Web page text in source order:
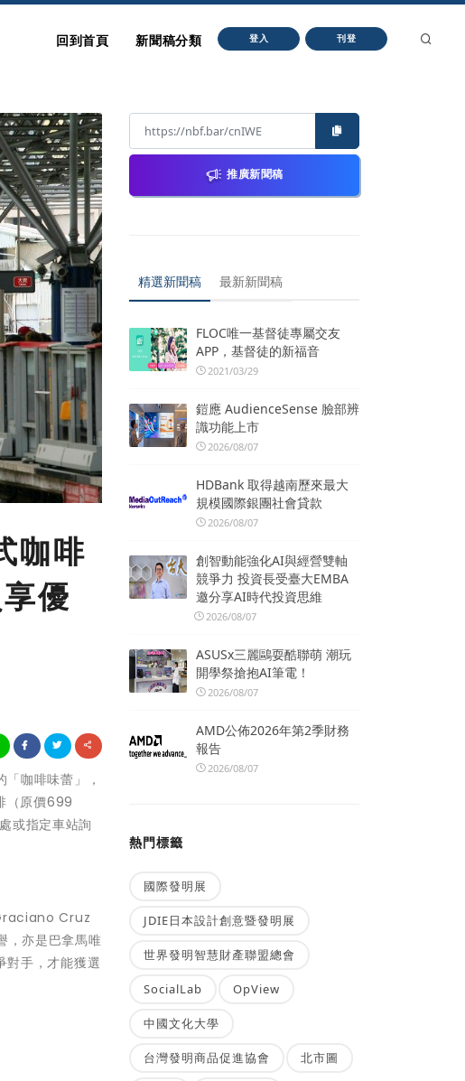
回到首頁 新聞稿分類 登入 刊登
咖啡
優
咖啡味蕾」，
（原價699
或指定車站詢
Cruz
，亦是巴拿馬唯
對手，才能獲選
推廣新聞稿
精選新聞稿 最新新聞稿
FLOC唯一基督徒專屬交友
APP，基督徒的新福音
2021/03/29
鎧應 AudienceSense 臉部辨
識功能上市
2026/08/07
HDBank 取得越南歷來最大
規模國際銀團社會貸款
2026/08/07
創智動能強化AI與經營雙軸
競爭力 投資長受臺大EMBA
邀分享AI時代投資思維
2026/08/07
ASUSx三麗鷗耍酷聯萌 潮玩
開學祭搶抱AI筆電！
2026/08/07
AMD公佈2026年第2季財務
報告
2026/08/07
熱門標籤
國際發明展
JDIE日本設計創意暨發明展
世界發明智慧財產聯盟總會
SocialLab OpView
中國文化大學
台灣發明商品促進協會 北市圖